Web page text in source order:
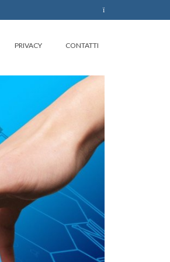
PRIVACY CONTATTI